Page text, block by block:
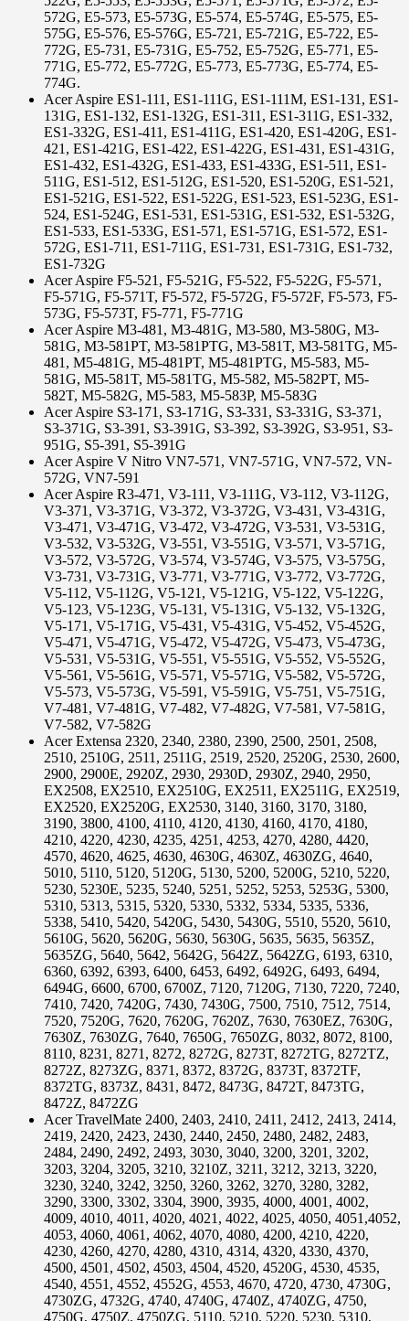
572G, E5-573, E5-573G, E5-574, E5-574G, E5-575, E5-
575G, E5-576, E5-576G, E5-721, E5-721G, E5-722, E5-
772G, E5-731, E5-731G, E5-752, E5-752G, E5-771, E5-
771G, E5-772, E5-772G, E5-773, E5-773G, E5-774, E5-
774G.
Acer Aspire ES1-111, ES1-111G, ES1-111M, ES1-131, ES1-
131G, ES1-132, ES1-132G, ES1-311, ES1-311G, ES1-332,
ES1-332G, ES1-411, ES1-411G, ES1-420, ES1-420G, ES1-
421, ES1-421G, ES1-422, ES1-422G, ES1-431, ES1-431G,
ES1-432, ES1-432G, ES1-433, ES1-433G, ES1-511, ES1-
511G, ES1-512, ES1-512G, ES1-520, ES1-520G, ES1-521,
ES1-521G, ES1-522, ES1-522G, ES1-523, ES1-523G, ES1-
524, ES1-524G, ES1-531, ES1-531G, ES1-532, ES1-532G,
ES1-533, ES1-533G, ES1-571, ES1-571G, ES1-572, ES1-
572G, ES1-711, ES1-711G, ES1-731, ES1-731G, ES1-732,
ES1-732G
Acer Aspire F5-521, F5-521G, F5-522, F5-522G, F5-571,
F5-571G, F5-571T, F5-572, F5-572G, F5-572F, F5-573, F5-
573G, F5-573T, F5-771, F5-771G
Acer Aspire M3-481, M3-481G, M3-580, M3-580G, M3-
581G, M3-581PT, M3-581PTG, M3-581T, M3-581TG, M5-
481, M5-481G, M5-481PT, M5-481PTG, M5-583, M5-
581G, M5-581T, M5-581TG, M5-582, M5-582PT, M5-
582T, M5-582G, M5-583, M5-583P, M5-583G
Acer Aspire S3-171, S3-171G, S3-331, S3-331G, S3-371,
S3-371G, S3-391, S3-391G, S3-392, S3-392G, S3-951, S3-
951G, S5-391, S5-391G
Acer Aspire V Nitro VN7-571, VN7-571G, VN7-572, VN-
572G, VN7-591
Acer Aspire R3-471, V3-111, V3-111G, V3-112, V3-112G,
V3-371, V3-371G, V3-372, V3-372G, V3-431, V3-431G,
V3-471, V3-471G, V3-472, V3-472G, V3-531, V3-531G,
V3-532, V3-532G, V3-551, V3-551G, V3-571, V3-571G,
V3-572, V3-572G, V3-574, V3-574G, V3-575, V3-575G,
V3-731, V3-731G, V3-771, V3-771G, V3-772, V3-772G,
V5-112, V5-112G, V5-121, V5-121G, V5-122, V5-122G,
V5-123, V5-123G, V5-131, V5-131G, V5-132, V5-132G,
V5-171, V5-171G, V5-431, V5-431G, V5-452, V5-452G,
V5-471, V5-471G, V5-472, V5-472G, V5-473, V5-473G,
V5-531, V5-531G, V5-551, V5-551G, V5-552, V5-552G,
V5-561, V5-561G, V5-571, V5-571G, V5-582, V5-572G,
V5-573, V5-573G, V5-591, V5-591G, V5-751, V5-751G,
V7-481, V7-481G, V7-482, V7-482G, V7-581, V7-581G,
V7-582, V7-582G
Acer Extensa 2320, 2340, 2380, 2390, 2500, 2501, 2508,
2510, 2510G, 2511, 2511G, 2519, 2520, 2520G, 2530, 2600,
2900, 2900E, 2920Z, 2930, 2930D, 2930Z, 2940, 2950,
EX2508, EX2510, EX2510G, EX2511, EX2511G, EX2519,
EX2520, EX2520G, EX2530, 3140, 3160, 3170, 3180,
3190, 3800, 4100, 4110, 4120, 4130, 4160, 4170, 4180,
4210, 4220, 4230, 4235, 4251, 4253, 4270, 4280, 4420,
4570, 4620, 4625, 4630, 4630G, 4630Z, 4630ZG, 4640,
5010, 5110, 5120, 5120G, 5130, 5200, 5200G, 5210, 5220,
5230, 5230E, 5235, 5240, 5251, 5252, 5253, 5253G, 5300,
5310, 5313, 5315, 5320, 5330, 5332, 5334, 5335, 5336,
5338, 5410, 5420, 5420G, 5430, 5430G, 5510, 5520, 5610,
5610G, 5620, 5620G, 5630, 5630G, 5635, 5635, 5635Z,
5635ZG, 5640, 5642, 5642G, 5642Z, 5642ZG, 6193, 6310,
6360, 6392, 6393, 6400, 6453, 6492, 6492G, 6493, 6494,
6494G, 6600, 6700, 6700Z, 7120, 7120G, 7130, 7220, 7240,
7410, 7420, 7420G, 7430, 7430G, 7500, 7510, 7512, 7514,
7520, 7520G, 7620, 7620G, 7620Z, 7630, 7630EZ, 7630G,
7630Z, 7630ZG, 7640, 7650G, 7650ZG, 8032, 8072, 8100,
8110, 8231, 8271, 8272, 8272G, 8273T, 8272TG, 8272TZ,
8272Z, 8273ZG, 8371, 8372, 8372G, 8373T, 8372TF,
8372TG, 8373Z, 8431, 8472, 8473G, 8472T, 8473TG,
8472Z, 8472ZG
Acer TravelMate 2400, 2403, 2410, 2411, 2412, 2413, 2414,
2419, 2420, 2423, 2430, 2440, 2450, 2480, 2482, 2483,
2484, 2490, 2492, 2493, 3030, 3040, 3200, 3201, 3202,
3203, 3204, 3205, 3210, 3210Z, 3211, 3212, 3213, 3220,
3230, 3240, 3242, 3250, 3260, 3262, 3270, 3280, 3282,
3290, 3300, 3302, 3304, 3900, 3935, 4000, 4001, 4002,
4009, 4010, 4011, 4020, 4021, 4022, 4025, 4050, 4051,4052,
4053, 4060, 4061, 4062, 4070, 4080, 4200, 4210, 4220,
4230, 4260, 4270, 4280, 4310, 4314, 4320, 4330, 4370,
4500, 4501, 4502, 4503, 4504, 4520, 4520G, 4530, 4535,
4540, 4551, 4552, 4552G, 4553, 4670, 4720, 4730, 4730G,
4730ZG, 4732G, 4740, 4740G, 4740Z, 4740ZG, 4750,
4750G, 4750Z, 4750ZG, 5110, 5210, 5220, 5230, 5310,